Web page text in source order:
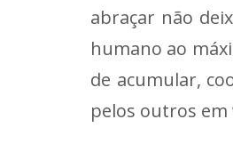
abraçar não
humano ao
de acumular,
pelos outros